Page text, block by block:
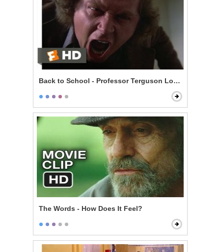
Back to School - Professor Terguson Loses It
The Words - How Does It Feel?